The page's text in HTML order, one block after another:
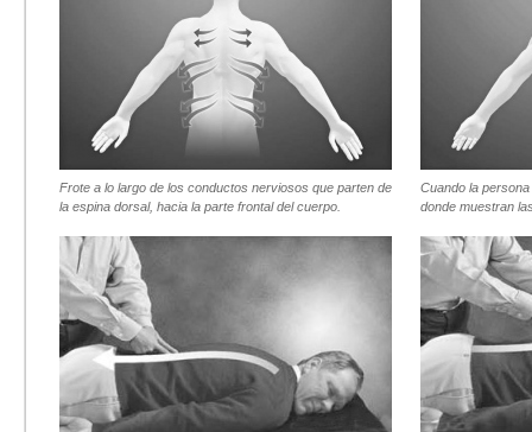
Frote a lo largo de los conductos nerviosos que parten de
la espina dorsal, hacia la parte frontal del cuerpo.
Cuando la
donde muestran